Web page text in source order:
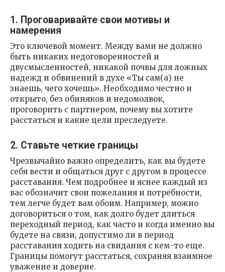
1. Проговаривайте свои мотивы и
намерения
Это ключевой момент. Между вами не должно
быть никаких недоговоренностей и
двусмысленностей, никакой почвы для ложных
надежд и обвинений в духе «Ты сам(а) не
знаешь, чего хочешь». Необходимо честно и
открыто, без обиняков и недомолвок,
проговорить с партнером, почему вы хотите
расстаться и какие цели преследуете.
2. Ставьте четкие границы
Чрезвычайно важно определить, как вы будете
себя вести и общаться друг с другом в процессе
расставания. Чем подробнее и яснее каждый из
вас обозначит свои пожелания и потребности,
тем легче будет вам обоим. Например, можно
договориться о том, как долго будет длиться
переходный период, как часто и когда именно вы
будете на связи, допустимо ли в период
расставания ходить на свидания с кем-то еще.
Границы помогут расстаться, сохраняя взаимное
уважение и доверие.